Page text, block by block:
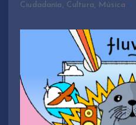
Ciudadanía , Cultura, Música